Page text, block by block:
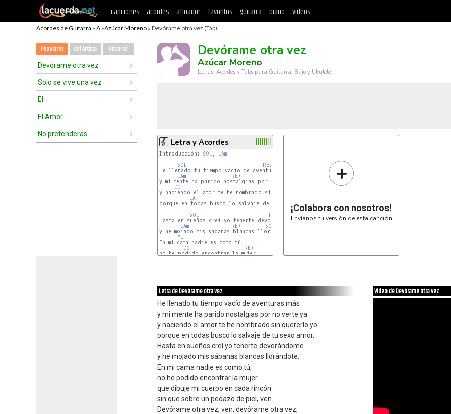
canciones acordes afinador favoritos guitarra piano videos
Acordes de Guitarra » A »Azúcar Moreno » Devórame otra vez (Tab)
Populares del Artista Historial
Devórame otra vez
Solo se vive una vez
Él
El Amor
No pretenderas
Devórame otra vez
Azúcar Moreno
Letras, Acordes y Tabs para Guitarra, Bajo y Ukulele
Letra y Acordes
Introducción: SOL , LAm.
SOL
RE7
He llenado tu tiempo vacío de aventuras más
LAm
RE7
y mi mente ha parido nostalgias por no verte ya
DO
y haciendo el amor te he nombrado sin quererlo yo
LAm
porque en todas busco lo salvaje de tu sexo amor.
SOL
RE7
Hasta en sueños creí yo tenerte devorándome
LAm
RE7 SOL
y he mojado mis sábanas blancas llorándote.
MIm
En mi cama nadie es como tú,
DO
RE7
no he podido encontrar la mujer
+
¡Colabora con nosotros!
Envíanos tu versión de esta canción
Letra de Devórame otra vez
He llenado tu tiempo vacío de aventuras más
y mi mente ha parido nostalgias por no verte ya
y haciendo el amor te he nombrado sin quererlo yo
porque en todas busco lo salvaje de tu sexo amor.
Hasta en sueños creí yo tenerte devorándome
y he mojado mis sábanas blancas llorándote.
En mi cama nadie es como tú,
no he podido encontrar la mujer
que dibuje mi cuerpo en cada rincón
sin que sobre un pedazo de piel, ven.
Devórame otra vez, ven, devórame otra vez,
Video de Devórame otra vez